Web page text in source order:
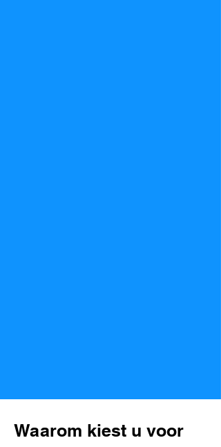
Waarom kiest u voor